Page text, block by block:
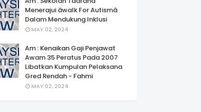
Menerajui âwalk For Autismâ
Dalam Mendukung Inklusi
MAY 02, 2024
Am : Kenaikan Gaji Penjawat
Awam 35 Peratus Pada 2007
Libatkan Kumpulan Pelaksana
Gred Rendah - Fahmi
MAY 02, 2024